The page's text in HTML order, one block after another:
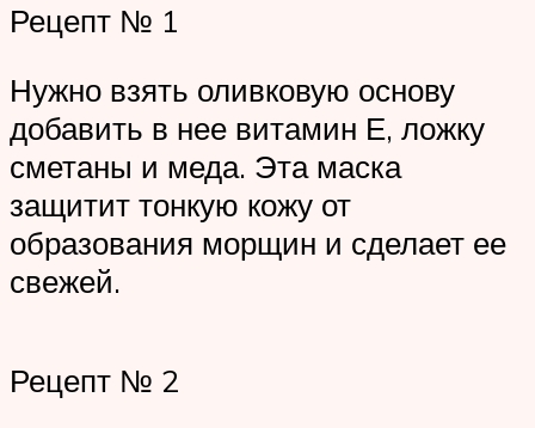
Рецепт № 1
Нужно взять оливковую основу
добавить в нее витамин Е, ложку
сметаны и меда. Эта маска
защитит тонкую кожу от
образования морщин и сделает ее
свежей.
Рецепт № 2